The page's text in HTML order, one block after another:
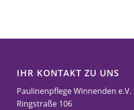
IHR KONTAKT ZU UNS
Paulinenpflege Winnenden e.V.
Ringstraße 106